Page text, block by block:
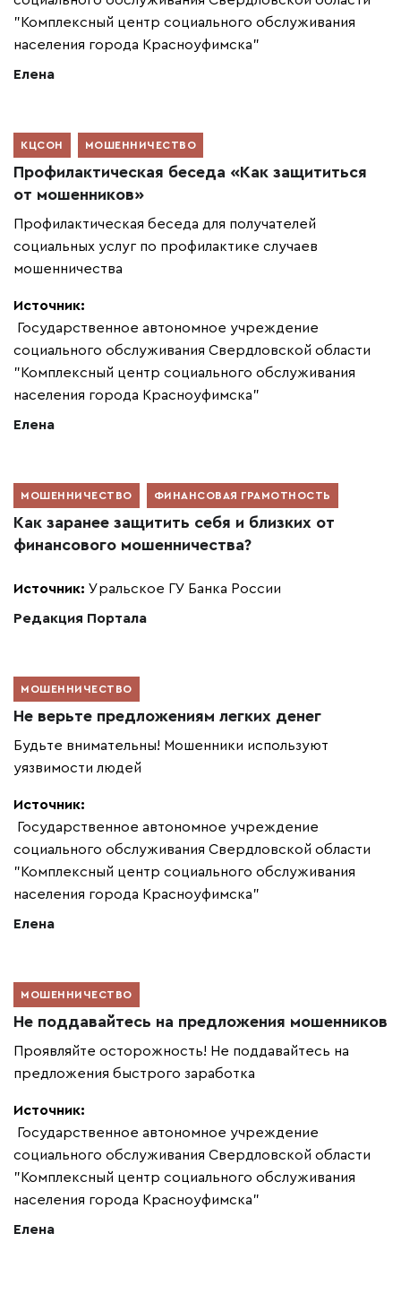
"Комплексный центр социального обслуживания
населения города Красноуфимска"
Елена
КЦСОН МОШЕННИЧЕСТВО
Профилактическая беседа «Как защититься
от мошенников»
Профилактическая беседа для получателей
социальных услуг по профилактике случаев
мошенничества
Источник:
Государственное автономное учреждение
социального обслуживания Свердловской области
"Комплексный центр социального обслуживания
населения города Красноуфимска"
Елена
МОШЕННИЧЕСТВО ФИНАНСОВАЯ ГРАМОТНОСТЬ
Как заранее защитить себя и близких от
финансового мошенничества?
Источник: Уральское ГУ Банка России
Редакция Портала
МОШЕННИЧЕСТВО
Не верьте предложениям легких денег
Будьте внимательны! Мошенники используют
уязвимости людей
Источник:
Государственное автономное учреждение
социального обслуживания Свердловской области
"Комплексный центр социального обслуживания
населения города Красноуфимска"
Елена
МОШЕННИЧЕСТВО
Не поддавайтесь на предложения мошенников
Проявляйте осторожность! Не поддавайтесь на
предложения быстрого заработка
Источник:
Государственное автономное учреждение
социального обслуживания Свердловской области
"Комплексный центр социального обслуживания
населения города Красноуфимска"
Елена